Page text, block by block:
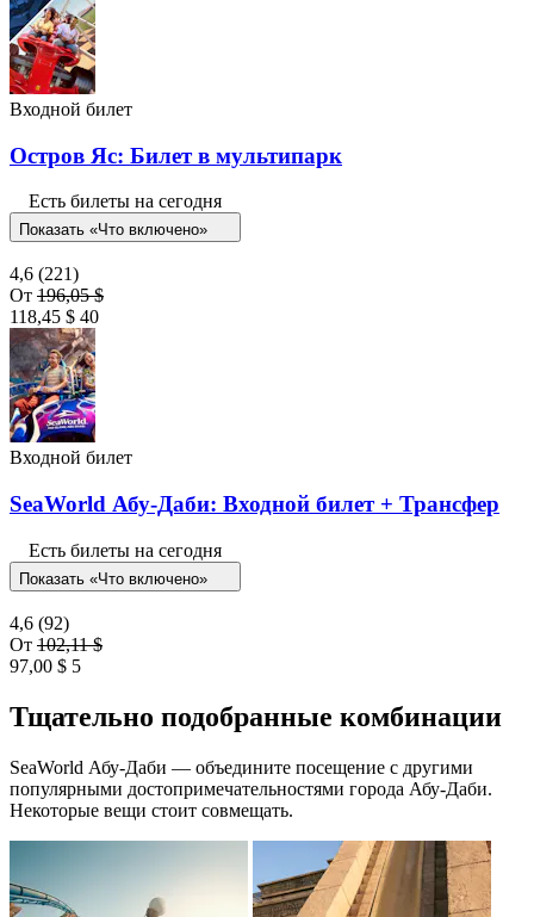
Входной билет
Остров Яс: Билет в мультипарк
Есть билеты на сегодня
Показать «Что включено»
4,6 (221)
От 196,05 $
118,45 $ 40
Входной билет
SeaWorld Абу-Даби: Входной билет + Трансфер
Есть билеты на сегодня
Показать «Что включено»
4,6 (92)
От 102,11 $
97,00 $ 5
Тщательно подобранные комбинации
SeaWorld Абу-Даби — объедините посещение с другими
популярными достопримечательностями города Абу-Даби.
Некоторые вещи стоит совмещать.